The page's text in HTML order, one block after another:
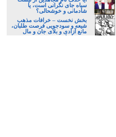
سیاه جای نگرانی است، یا
شادمانی و خوشحالی؟
بخش نخست – خرافات مذهب
شیعه و سودجویی فرصت طلبان،
مانع آزادی و بلای جان و مال
مردم ایران